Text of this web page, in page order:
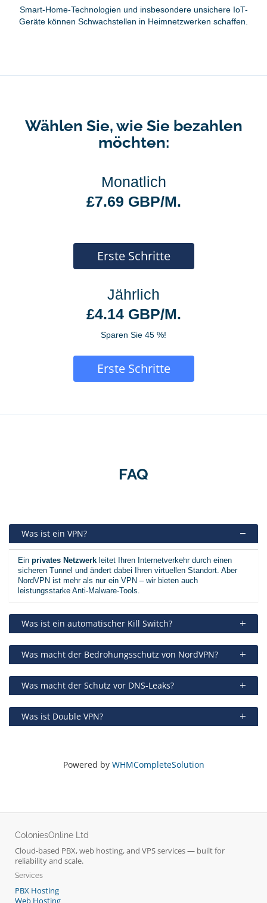
Smart-Home-Technologien und insbesondere unsichere IoT-
Geräte können Schwachstellen in Heimnetzwerken schaffen.
Wählen Sie, wie Sie bezahlen
möchten:
Monatlich
£7.69 GBP/M.
Erste Schritte
Jährlich
£4.14 GBP/M.
Sparen Sie 45 %!
Erste Schritte
FAQ
Was ist ein VPN?
Ein privates Netzwerk leitet Ihren Internetverkehr durch einen
sicheren Tunnel und ändert dabei Ihren virtuellen Standort. Aber
NordVPN ist mehr als nur ein VPN – wir bieten auch
leistungsstarke Anti-Malware-Tools.
Was ist ein automatischer Kill Switch?
Was macht der Bedrohungsschutz von NordVPN?
Was macht der Schutz vor DNS-Leaks?
Was ist Double VPN?
Powered by WHMCompleteSolution
ColoniesOnline Ltd
Cloud-based PBX, web hosting, and VPS services — built for
reliability and scale.
Services
PBX Hosting
Web Hosting